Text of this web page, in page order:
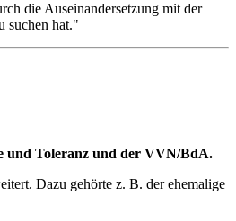
die Auseinandersetzung mit der
suchen hat."
und Toleranz und der VVN/BdA.
Dazu gehörte z. B. der ehemalige